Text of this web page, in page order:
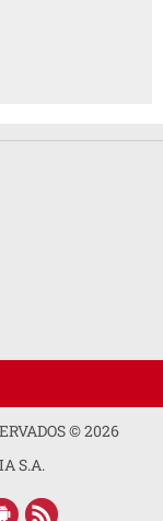
©2026
S.A.